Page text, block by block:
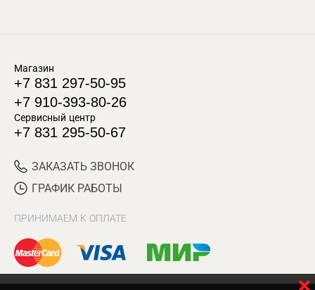
Магазин
+7 831 297-50-95
+7 910-393-80-26
Сервисный центр
+7 831 295-50-67
ЗАКАЗАТЬ ЗВОНОК
ГРАФИК РАБОТЫ
ПРИНИМАЕМ К ОПЛАТЕ